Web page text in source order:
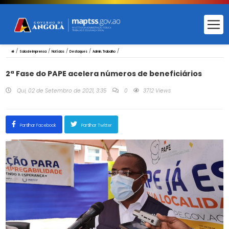
/ Sala de Imprensa/ Notícias/ Destaques/ Admin. Trabalho/
2ª Fase do PAPE acelera números de beneficiários
Qui, 02 de Setembro de 2021, 3:35 0 3712 Views
Partilhar Facebook Partilhar Twitter